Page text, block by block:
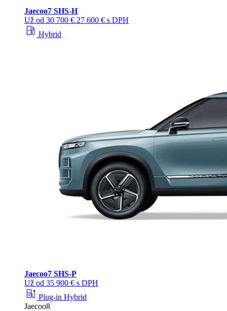
Jaecoo7 SHS-H
Už od 30 700 € 27 600 € s DPH
local_gas_station Hybrid
Jaecoo7 SHS-P
Už od 35 900 € s DPH
ev_station Plug-in Hybrid
Jaecoo8